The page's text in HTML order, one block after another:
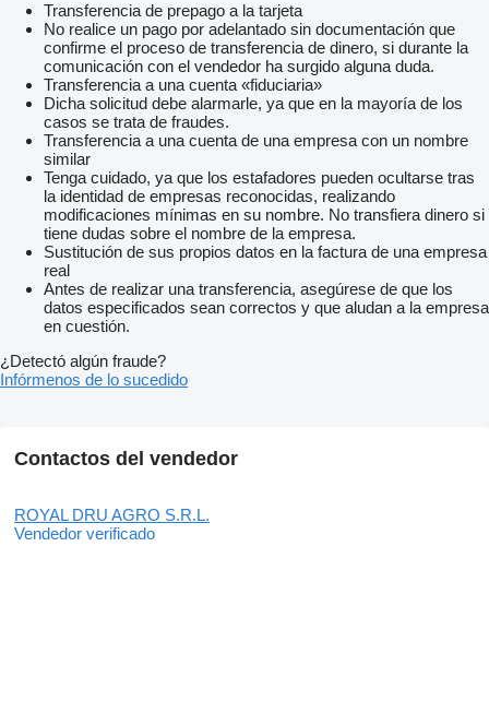
Transferencia de prepago a la tarjeta
No realice un pago por adelantado sin documentación que
confirme el proceso de transferencia de dinero, si durante la
comunicación con el vendedor ha surgido alguna duda.
Transferencia a una cuenta «fiduciaria»
Dicha solicitud debe alarmarle, ya que en la mayoría de los
casos se trata de fraudes.
Transferencia a una cuenta de una empresa con un nombre
similar
Tenga cuidado, ya que los estafadores pueden ocultarse tras
la identidad de empresas reconocidas, realizando
modificaciones mínimas en su nombre. No transfiera dinero si
tiene dudas sobre el nombre de la empresa.
Sustitución de sus propios datos en la factura de una empresa
real
Antes de realizar una transferencia, asegúrese de que los
datos especificados sean correctos y que aludan a la empresa
en cuestión.
¿Detectó algún fraude?
Infórmenos de lo sucedido
Contactos del vendedor
ROYAL DRU AGRO S.R.L.
Vendedor verificado